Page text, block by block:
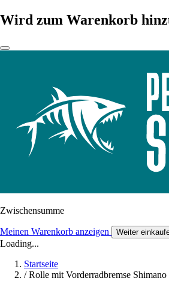
Wird zum Warenkorb
Zwischensumme
Meinen Warenkorb anzeigen Weiter
Loading...
Startseite
/ Rolle mit Vorderradbremse